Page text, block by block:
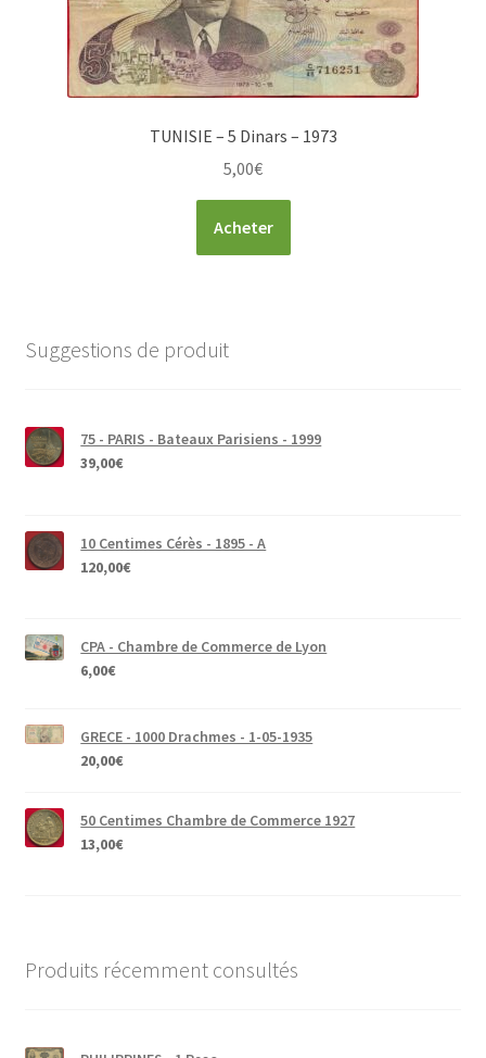
TUNISIE – 5 Dinars – 1973
5,00€
Acheter
Suggestions de produit
75 - PARIS - Bateaux Parisiens - 1999
39,00€
10 Centimes Cérès - 1895 - A
120,00€
CPA - Chambre de Commerce de Lyon
6,00€
GRECE - 1000 Drachmes - 1-05-1935
20,00€
50 Centimes Chambre de Commerce 1927
13,00€
Produits récemment consultés